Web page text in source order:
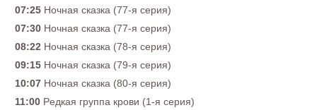
07:25 Ночная сказка (77-я серия)
07:30 Ночная сказка (77-я серия)
08:22 Ночная сказка (78-я серия)
09:15 Ночная сказка (79-я серия)
10:07 Ночная сказка (80-я серия)
11:00 Pедкая грyппа крови (1-я серия)